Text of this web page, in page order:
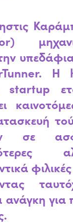
H
startup
σε
για